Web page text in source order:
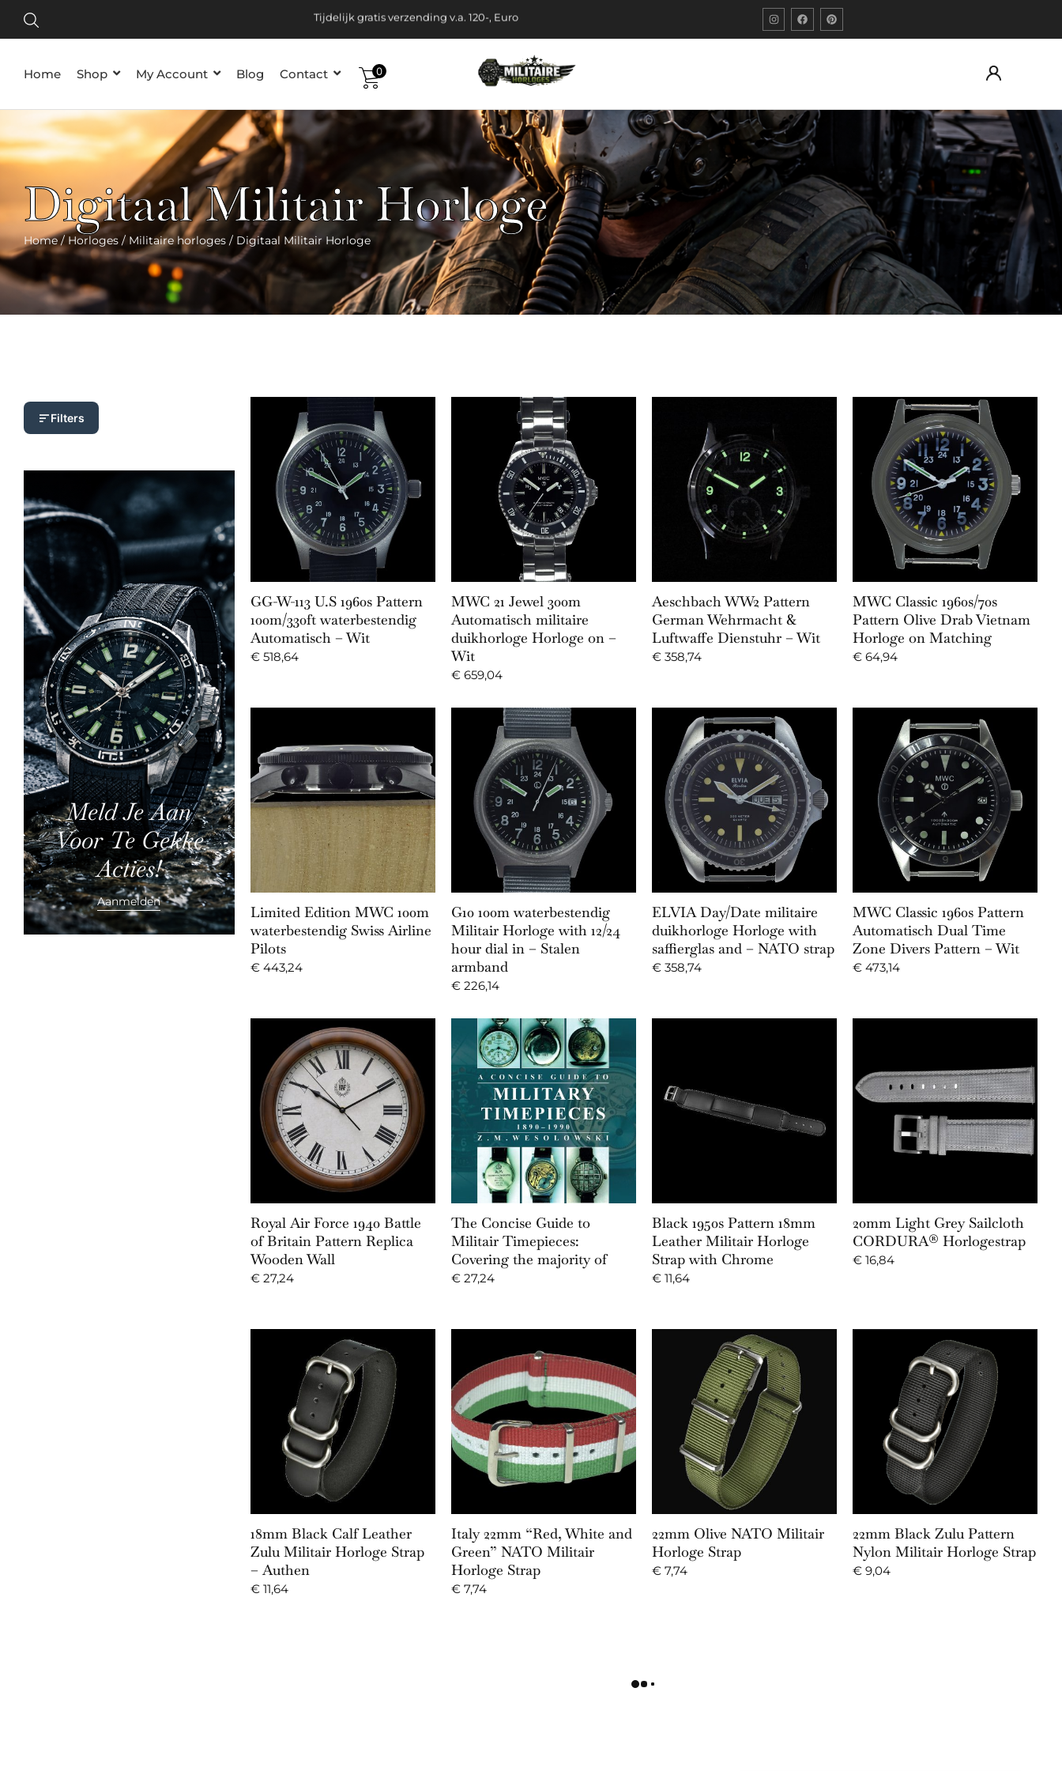
Tijdelijk gratis verzending v.a. 120-, Euro
Meld je aan voor te gekke acties!
Home Shop My Account Blog Contact 0
Digitaal Militair Horloge
Home/ Horloges / Militaire horloges / Digitaal Militair Horloge
Filters
Meld Je Aan
Voor Te Gekke
Acties!
Aanmelden
GG-W-113 U.S 1960s Pattern
100m/330ft waterbestendig
Automatisch – Wit
€518,64
MWC 21 Jewel 300m
Automatisch militaire
duikhorloge Horloge on –
Wit
€659,04
Aeschbach WW2 Pattern
German Wehrmacht &
Luftwaffe Dienstuhr – Wit
€358,74
MWC Classic 1960s/70s
Pattern Olive Drab Vietnam
Horloge on Matching
€64,94
Limited Edition MWC 100m
waterbestendig Swiss Airline
Pilots
€443,24
G10 100m waterbestendig
Militair Horloge with 12/24
hour dial in – Stalen
armband
€226,14
ELVIA Day/Date militaire
duikhorloge Horloge with
saffierglas and – NATO strap
€358,74
MWC Classic 1960s Pattern
Automatisch Dual Time
Zone Divers Pattern – Wit
€473,14
Royal Air Force 1940 Battle
of Britain Pattern Replica
Wooden Wall
€27,24
The Concise Guide to
Militair Timepieces:
Covering the majority of
€27,24
Black 1950s Pattern 18mm
Leather Militair Horloge
Strap with Chrome
€11,64
20mm Light Grey Sailcloth
CORDURA® Horlogestrap
€16,84
18mm Black Calf Leather
Zulu Militair Horloge Strap
– Authen
€11,64
Italy 22mm “Red, White and
Green” NATO Militair
Horloge Strap
€7,74
22mm Olive NATO Militair
Horloge Strap
€7,74
22mm Black Zulu Pattern
Nylon Militair Horloge Strap
€9,04